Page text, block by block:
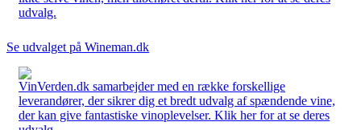
udvalg.
Se udvalget på Wineman.dk
VinVerden.dk samarbejder med en række forskellige
leverandører, der sikrer dig et bredt udvalg af spændende vine,
der kan give fantastiske vinoplevelser. Klik her for at se deres